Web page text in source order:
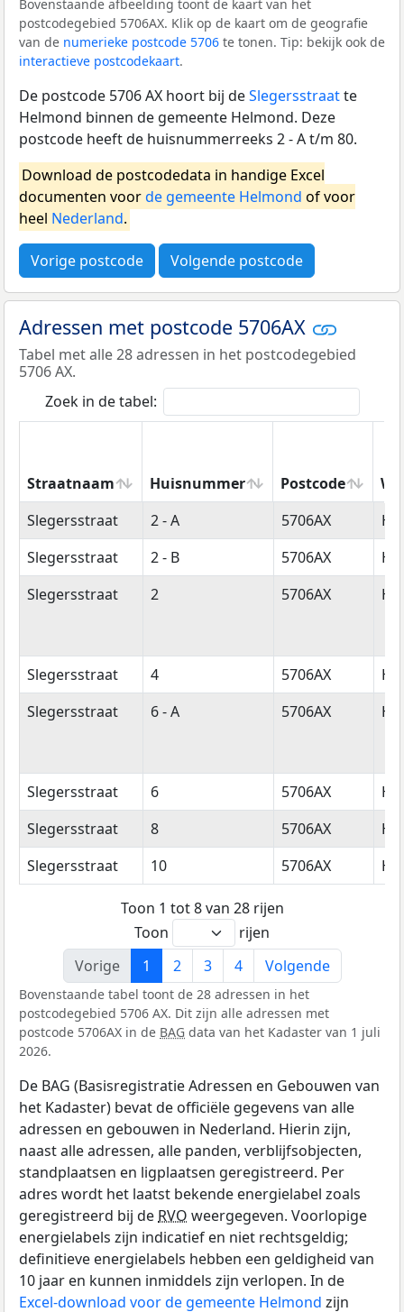
Bovenstaande afbeelding toont de kaart van het
postcodegebied 5706AX. Klik op de kaart om de geografie
van de numerieke postcode 5706 te tonen. Tip: bekijk ook de
interactieve postcodekaart.
De postcode 5706 AX hoort bij deSlegersstraatte
Helmond binnen de gemeente Helmond. Deze
postcode heeft de huisnummerreeks 2 - A t/m 80.
Download de postcodedata in handige Excel
documenten voorde gemeente Helmond of voor
heel Nederland.
Vorige postcode Volgende postcode
Adressen met postcode 5706AX
Tabel met alle 28 adressen in het postcodegebied
5706 AX.
Zoek in de tabel:
Straatnaam Huisnummer Postcode
Straatnaam
Huisnummer Postcode
Slegersstraat 2 - A 5706AX
Slegersstraat
2 - B 5706AX
Slegersstraat
2 5706AX
Slegersstraat 4 5706AX
Slegersstraat
6 - A 5706AX
Slegersstraat 6 5706AX
Slegersstraat
8 5706AX
Slegersstraat
10 5706AX
Toon 1 tot 8 van 28 rijen
Toon
rijen
Vorige
1 2 3 4 Volgende
Bovenstaande tabel toont de 28 adressen in het
postcodegebied 5706 AX. Dit zijn alle adressen met
postcode 5706AX in de BAG data van het Kadaster van 1 juli
2026.
De BAG (Basisregistratie Adressen en Gebouwen van
het Kadaster) bevat de officiële gegevens van alle
adressen en gebouwen in Nederland. Hierin zijn,
naast alle adressen, alle panden, verblijfsobjecten,
standplaatsen en ligplaatsen geregistreerd. Per
adres wordt het laatst bekende energielabel zoals
geregistreerd bij de RVO weergegeven. Voorlopige
energielabels zijn indicatief en niet rechtsgeldig;
definitieve energielabels hebben een geldigheid van
10 jaar en kunnen inmiddels zijn verlopen. In de
Excel-download voor de gemeente Helmond zijn